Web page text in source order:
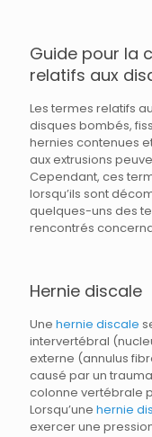
Guide pour la
relatifs aux
Les termes relatifs
disques bombés,
hernies contenues
aux extrusions
Cependant, ces
lorsqu’ils sont
quelques-uns des
rencontrés
Hernie discale
Une hernie discale
intervertébral
externe (annulus
causé par un
colonne vertébrale
Lorsqu’une hernie
exercer une